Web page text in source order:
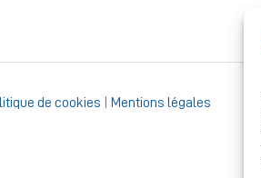
de cookies Mentions légales